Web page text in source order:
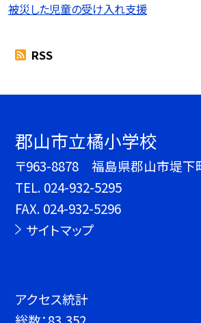
被災した児童の受け入れ支援
RSS
郡山市立橘小学校
〒963-8878 福島県郡山市堤下
TEL. 024-932-5295
FAX. 024-932-5296
サイトマップ
アクセス統計